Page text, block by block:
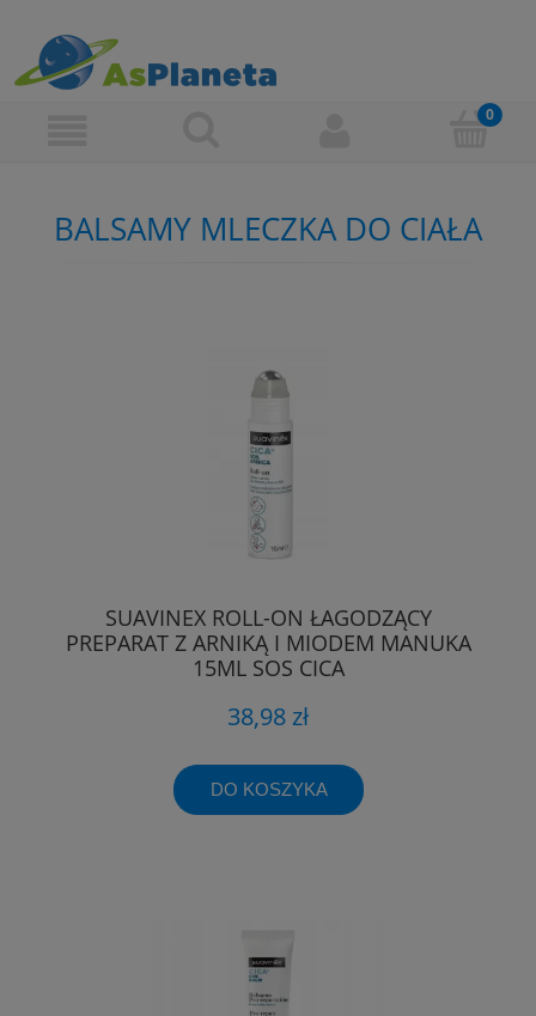
BALSAMY MLECZKA DO CIAŁA
SUAVINEX ROLL-ON ŁAGODZĄCY
PREPARAT Z ARNIKĄ I MIODEM MANUKA
15ML SOS CICA
38,98 zł
DO KOSZYKA